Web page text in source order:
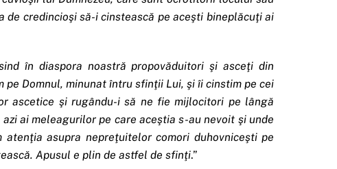
credincioşi să-i cinstească pe aceşti bineplăcuţi ai
în diaspora noastră propovăduitori şi asceţi din
pe Domnul, minunat întru sfinţii Lui, şi îi cinstim pe cei
ascetice şi rugându-i să ne fie mijlocitori pe lângă
ai meleagurilor pe care aceştia s-au nevoit şi unde
asupra nepreţuitelor comori duhovniceşti pe
Apusul e plin de astfel de sfinţi.”